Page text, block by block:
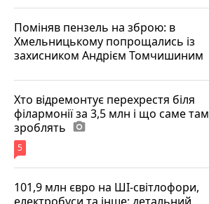
Поміняв пензель на зброю: в
Хмельницькому попрощались із
захисником Андрієм Томчишиним
Хто відремонтує перехрестя біля
філармонії за 3,5 млн і що саме там
зроблять photo_camera
5
101,9 млн євро на ШІ-світлофори,
електробуси та інше: детальний